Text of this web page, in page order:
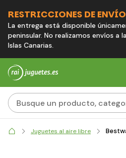
RESTRICCIONES DE ENVÍO
La entrega está disponible
peninsular. No realizamos envíos a
Islas Canarias.
Juguetes al aire libre